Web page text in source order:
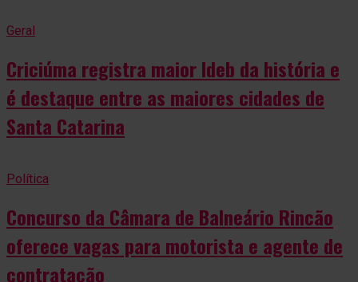
Geral
Criciúma registra maior Ideb da história e
é destaque entre as maiores cidades de
Santa Catarina
Política
Concurso da Câmara de Balneário Rincão
oferece vagas para motorista e agente de
contratação